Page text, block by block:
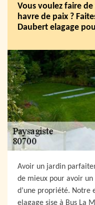
Vous voulez faire
havre de paix ?
Daubert elagage
Avoir un jardin
de mieux pour avoir
d’une propriété. Notre
elagage sise à Bus La